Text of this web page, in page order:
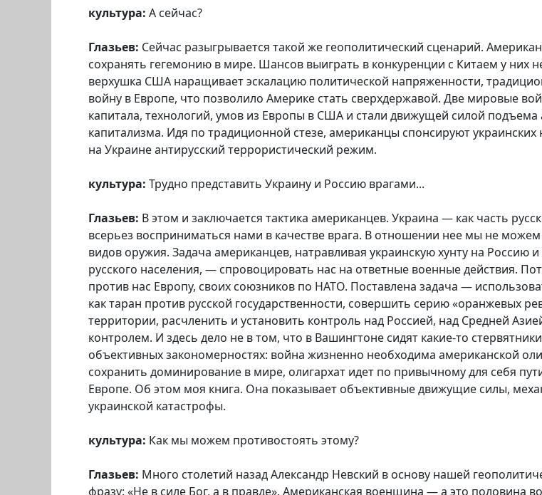
культура: А сейчас?
Глазьев: Сейчас разыгрывается такой же геополитический сценарий.
сохранять гегемонию в мире. Шансов выиграть в конкуренции с Китаем у них
верхушка США наращивает эскалацию политической напряженности,
войну в Европе, что позволило Америке стать сверхдержавой. Две мировые
капитала, технологий, умов из Европы в США и стали движущей силой подъема
капитализма. Идя по традиционной стезе, американцы спонсируют
на Украине антирусский террористический режим.
культура: Трудно представить Украину и Россию врагами...
Глазьев: В этом и заключается тактика американцев. Украина — как часть
всерьез восприниматься нами в качестве врага. В отношении нее мы не
видов оружия. Задача американцев, натравливая украинскую хунту на Россию
русского населения, — спровоцировать нас на ответные военные действия.
против нас Европу, своих союзников по НАТО. Поставлена задача —
как таран против русской государственности, совершить серию «оранжевых
территории, расчленить и установить контроль над Россией, над Средней
контролем. И здесь дело не в том, что в Вашингтоне сидят какие-то
объективных закономерностях: война жизненно необходима американской
сохранить доминирование в мире, олигархат идет по привычному для себя
Европе. Об этом моя книга. Она показывает объективные движущие силы,
украинской катастрофы.
культура: Как мы можем противостоять этому?
Глазьев: Много столетий назад Александр Невский в основу нашей
фразу: «Не в силе Бог, а в правде». Американская военщина — а это половина